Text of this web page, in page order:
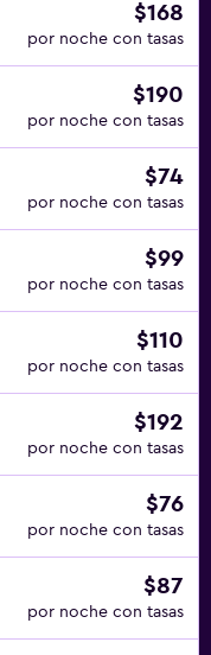
$168
por noche con tasas
$190
por noche con tasas
$74
por noche con tasas
$99
por noche con tasas
$110
por noche con tasas
$192
por noche con tasas
$76
por noche con tasas
$87
por noche con tasas